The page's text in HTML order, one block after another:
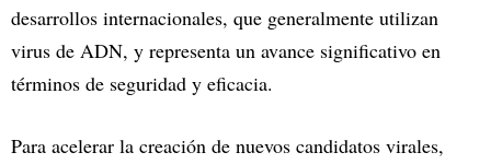
desarrollos internacionales, que generalmente utilizan
virus de ADN, y representa un avance significativo en
términos de seguridad y eficacia.
Para acelerar la creación de nuevos candidatos virales,